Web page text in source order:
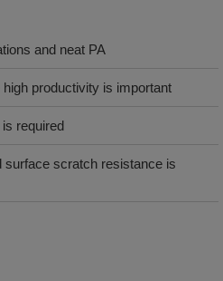
and neat PA
productivity is important
required
surface scratch resistance is